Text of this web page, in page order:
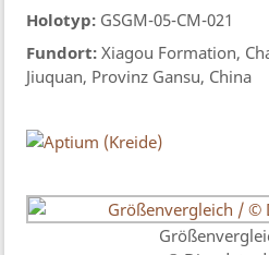
Holotyp: GSGM-05-CM-021
Fundort: Xiagou Formation,
Jiuquan, Provinz Gansu, China